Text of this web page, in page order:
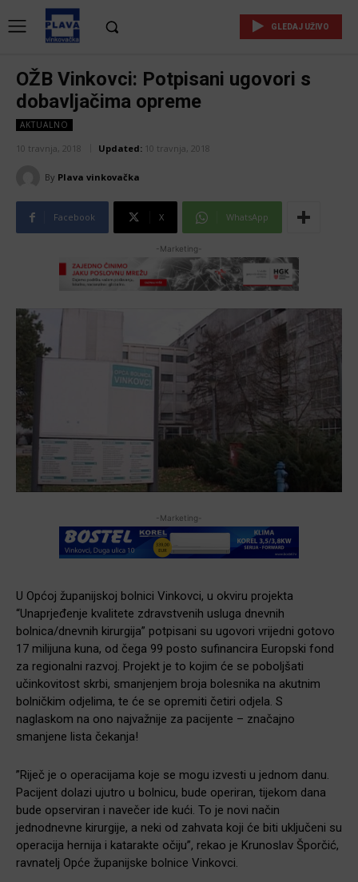
GLEDAJ UŽIVO
OŽB Vinkovci: Potpisani ugovori s
dobavljačima opreme
AKTUALNO
10 travnja, 2018 Updated: 10 travnja, 2018
By Plava vinkovačka
Facebook X WhatsApp
-Marketing-
-Marketing-
U Općoj županijskoj bolnici Vinkovci, u okviru projekta
“Unaprjeđenje kvalitete zdravstvenih usluga dnevnih
bolnica/dnevnih kirurgija” potpisani su ugovori vrijedni gotovo
17 milijuna kuna, od čega 99 posto sufinancira Europski fond
za regionalni razvoj. Projekt je to kojim će se poboljšati
učinkovitost skrbi, smanjenjem broja bolesnika na akutnim
bolničkim odjelima, te će se opremiti četiri odjela. S
naglaskom na ono najvažnije za pacijente – značajno
smanjene lista čekanja!
”Riječ je o operacijama koje se mogu izvesti u jednom danu.
Pacijent dolazi ujutro u bolnicu, bude operiran, tijekom dana
bude opserviran i navečer ide kući. To je novi način
jednodnevne kirurgije, a neki od zahvata koji će biti uključeni su
operacija hernija i katarakte očiju”, rekao je Krunoslav Šporčić,
ravnatelj Opće županijske bolnice Vinkovci.